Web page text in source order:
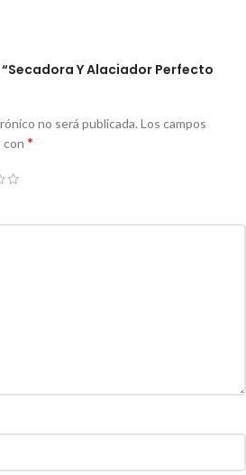
Y Alaciador Perfecto
no será publicada. Los campos
con *